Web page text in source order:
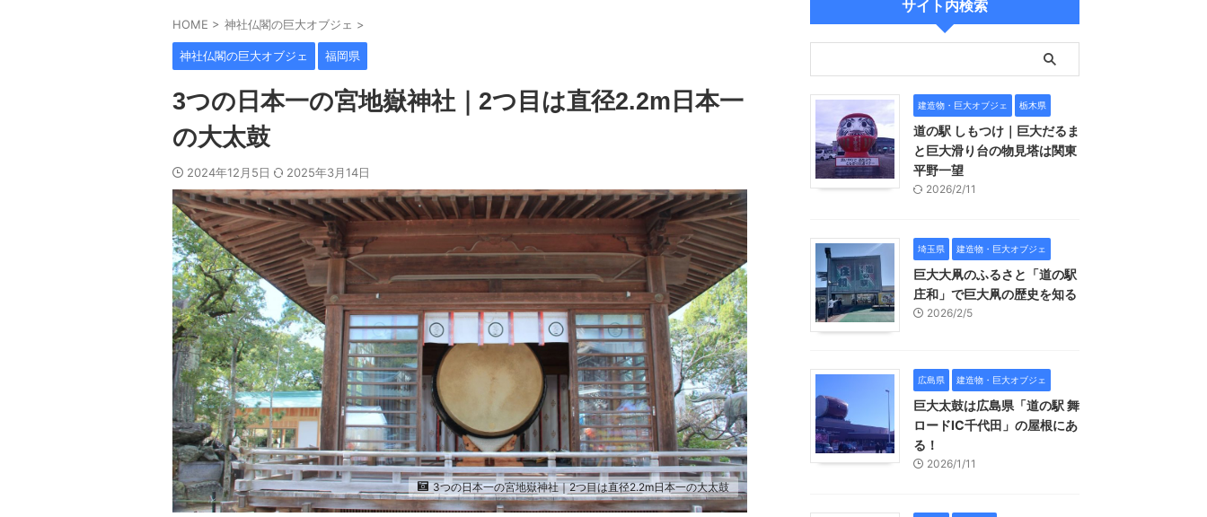
HOME > 神社仏閣の巨大オブジェ >
神社仏閣の巨大オブジェ 福岡県
3つの日本一の宮地嶽神社｜2つ目は直径2.2m日本一
の大太鼓
2024年12月5日 2025年3月14日
3つの日本一の宮地嶽神社｜2つ目は直径2.2m日本一の大太鼓
サイト内検索
建造物・巨大オブジェ 栃木県
道の駅 しもつけ｜巨大だるま
と巨大滑り台の物見塔は関東
平野一望
2026/2/11
埼玉県 建造物・巨大オブジェ
巨大大凧のふるさと「道の駅
庄和」で巨大凧の歴史を知る
2026/2/5
広島県 建造物・巨大オブジェ
巨大太鼓は広島県「道の駅 舞
ロードIC千代田」の屋根にあ
る！
2026/1/11